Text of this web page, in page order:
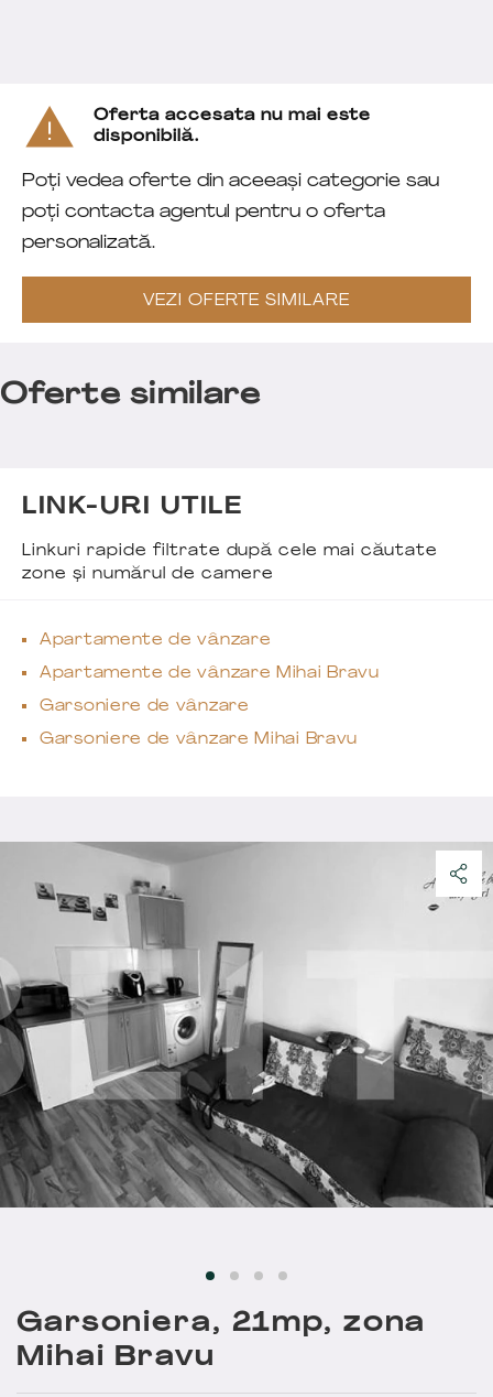
Oferta accesata nu mai este
disponibilă.
Poți vedea oferte din aceeași categorie sau
poți contacta agentul pentru o oferta
personalizată.
VEZI OFERTE SIMILARE
Oferte similare
LINK-URI UTILE
Linkuri rapide filtrate după cele mai căutate
zone și numărul de camere
Apartamente de vânzare
Apartamente de vânzare Mihai Bravu
Garsoniere de vânzare
Garsoniere de vânzare Mihai Bravu
Garsoniera, 21mp, zona
Mihai Bravu